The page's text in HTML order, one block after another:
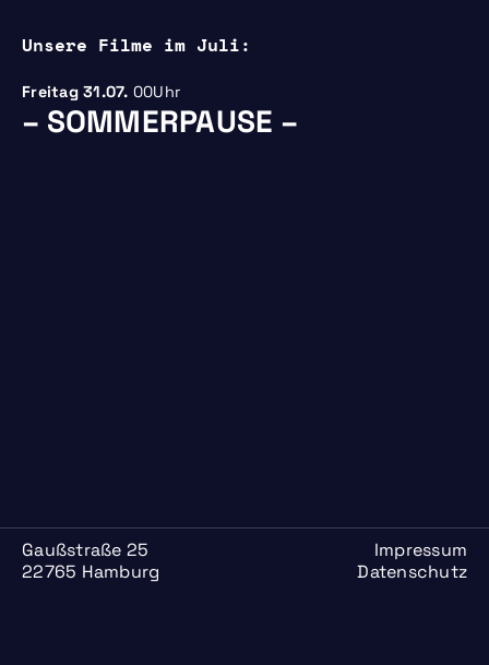
Unsere Filme im Juli:
Freitag 31.07. 00Uhr
– SOMMERPAUSE –
Gaußstraße 25
22765 Hamburg
Impressum
Datenschutz